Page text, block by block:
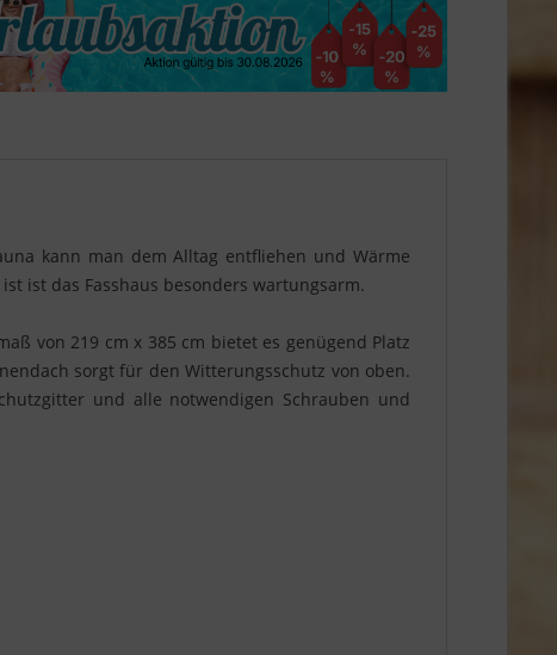
kann man dem Alltag entfliehen und Wärme
ist das Fasshaus besonders wartungsarm.
von 219 cm x 385 cm bietet es genügend Platz
sorgt für den Witterungsschutz von oben.
und alle notwendigen Schrauben und